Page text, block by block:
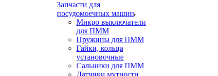
Запчасти для
посудомоечных машин
Микро выключатели
для ПММ
Пружины для ПММ
Гайки, кольца
установочные
Сальники для ПММ
Датчики мутности